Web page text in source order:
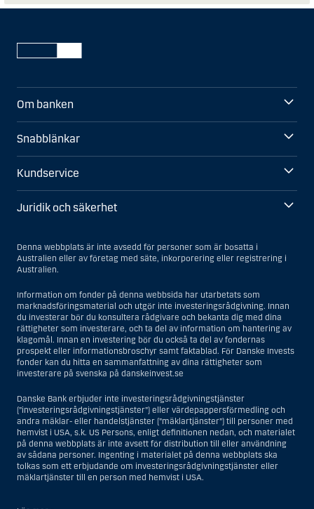
Om banken
Snabblänkar
Kundservice
Juridik och säkerhet
Denna webbplats är inte avsedd för personer som är bosatta i
Australien eller av företag med säte, inkorporering eller registrering i
Australien.
Information om fonder på denna webbsida har utarbetats som
marknadsföringsmaterial och utgör inte investeringsrådgivning. Innan
du investerar bör du konsultera rådgivare och bekanta dig med dina
rättigheter som investerare, och ta del av information om hantering av
klagomål. Innan en investering bör du också ta del av fondernas
prospekt eller informationsbroschyr samt faktablad. För Danske Invests
fonder kan du hitta en sammanfattning av dina rättigheter som
investerare på svenska på danskeinvest.se
Danske Bank erbjuder inte investeringsrådgivningstjänster
(”investeringsrådgivningstjänster”) eller värdepappersförmedling och
andra mäklar- eller handelstjänster (”mäklartjänster”) till personer med
hemvist i USA, s.k. US Persons, enligt definitionen nedan, och materialet
på denna webbplats är inte avsett för distribution till eller användning
av sådana personer. Ingenting i materialet på denna webbplats ska
tolkas som ett erbjudande om investeringsrådgivningstjänster eller
mäklartjänster till en person med hemvist i USA.